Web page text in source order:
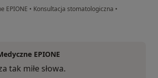
EPIONE • Konsultacja stomatologiczna •
EPIONE
tak miłe słowa.